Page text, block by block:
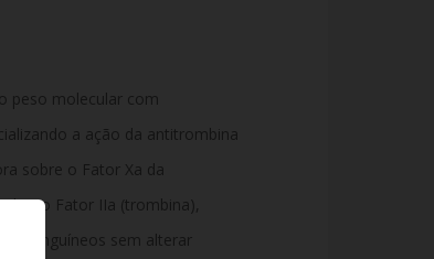
peso molecular com
a ação da antitrombina
sobre o Fator Xa da
o Fator IIa (trombina),
sanguíneos sem alterar